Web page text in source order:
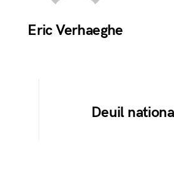
Eric Verhaeghe
Deuil